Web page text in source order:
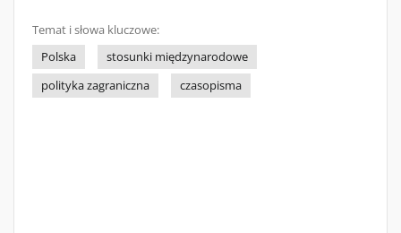
Temat i słowa kluczowe:
Polska
stosunki międzynarodowe
polityka zagraniczna
czasopisma